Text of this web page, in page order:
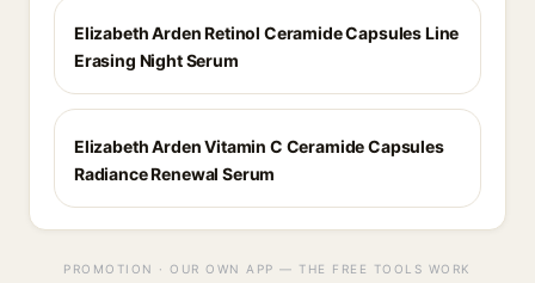
Elizabeth Arden Retinol Ceramide Capsules Line
Erasing Night Serum
Elizabeth Arden Vitamin C Ceramide Capsules
Radiance Renewal Serum
PROMOTION · OUR OWN APP — THE FREE TOOLS WORK